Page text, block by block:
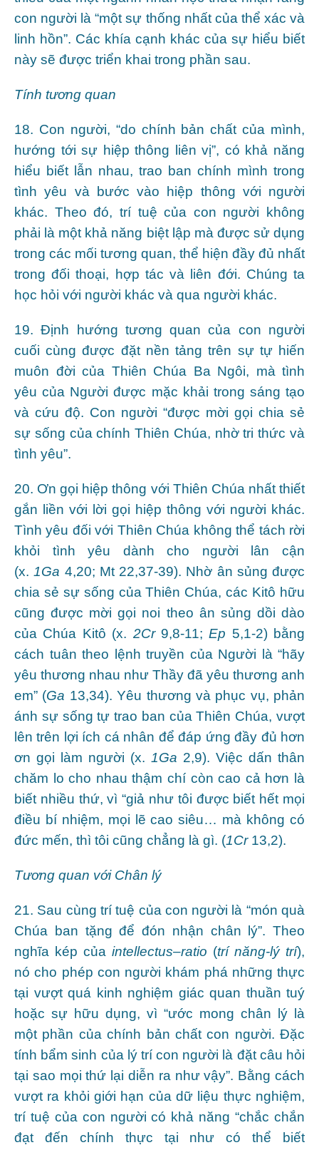
con người là “một sự thống nhất của thể xác và
linh hồn”. Các khía cạnh khác của sự hiểu biết
này sẽ được triển khai trong phần sau.
Tính tương quan
18. Con người, “do chính bản chất của mình,
hướng tới sự hiệp thông liên vị”, có khả năng
hiểu biết lẫn nhau, trao ban chính mình trong
tình yêu và bước vào hiệp thông với người
khác. Theo đó, trí tuệ của con người không
phải là một khả năng biệt lập mà được sử dụng
trong các mối tương quan, thể hiện đầy đủ nhất
trong đối thoại, hợp tác và liên đới. Chúng ta
học hỏi với người khác và qua người khác.
19. Định hướng tương quan của con người
cuối cùng được đặt nền tảng trên sự tự hiến
muôn đời của Thiên Chúa Ba Ngôi, mà tình
yêu của Người được mặc khải trong sáng tạo
và cứu độ. Con người “được mời gọi chia sẻ
sự sống của chính Thiên Chúa, nhờ tri thức và
tình yêu”.
20. Ơn gọi hiệp thông với Thiên Chúa nhất thiết
gắn liền với lời gọi hiệp thông với người khác.
Tình yêu đối với Thiên Chúa không thể tách rời
khỏi tình yêu dành cho người lân cận
(x.1Ga 4,20; Mt 22,37-39). Nhờ ân sủng được
chia sẻ sự sống của Thiên Chúa, các Kitô hữu
cũng được mời gọi noi theo ân sủng dồi dào
của Chúa Kitô (x. 2Cr9,8-11;Ep 5,1-2) bằng
cách tuân theo lệnh truyền của Người là “hãy
yêu thương nhau như Thầy đã yêu thương anh
em” (Ga 13,34). Yêu thương và phục vụ, phản
ánh sự sống tự trao ban của Thiên Chúa, vượt
lên trên lợi ích cá nhân để đáp ứng đầy đủ hơn
ơn gọi làm người (x. 1Ga 2,9). Việc dấn thân
chăm lo cho nhau thậm chí còn cao cả hơn là
biết nhiều thứ, vì “giả như tôi được biết hết mọi
điều bí nhiệm, mọi lẽ cao siêu… mà không có
đức mến, thì tôi cũng chẳng là gì. (1Cr13,2).
Tương quan với Chân lý
21. Sau cùng trí tuệ của con người là “món quà
Chúa ban tặng để đón nhận chân lý”. Theo
nghĩa kép của intellectus–ratio (trí năng-lý trí),
nó cho phép con người khám phá những thực
tại vượt quá kinh nghiệm giác quan thuần tuý
hoặc sự hữu dụng, vì “ước mong chân lý là
một phần của chính bản chất con người. Đặc
tính bẩm sinh của lý trí con người là đặt câu hỏi
tại sao mọi thứ lại diễn ra như vậy”. Bằng cách
vượt ra khỏi giới hạn của dữ liệu thực nghiệm,
trí tuệ của con người có khả năng “chắc chắn
đạt đến chính thực tại như có thể biết